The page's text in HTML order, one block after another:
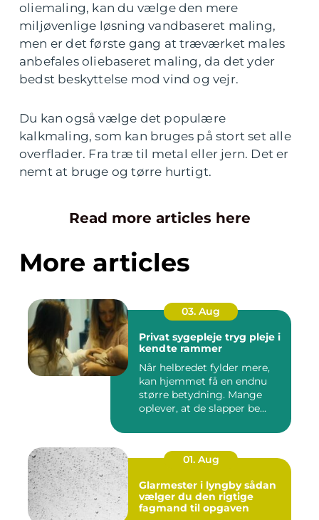
oliemaling, kan du vælge den mere
miljøvenlige løsning vandbaseret maling,
men er det første gang at træværket males
anbefales oliebaseret maling, da det yder
bedst beskyttelse mod vind og vejr.
Du kan også vælge det populære
kalkmaling, som kan bruges på stort set alle
overflader. Fra træ til metal eller jern. Det er
nemt at bruge og tørre hurtigt.
Read more articles here
More articles
03. Aug
Privat sygepleje tryg pleje i
kendte rammer
Når helbredet fylder mere,
kan hjemmet få en endnu
større betydning. Mange
oplever, at de slapper be...
01. Aug
Glarmester i lyngby sådan
vælger du den rigtige
fagmand til opgaven